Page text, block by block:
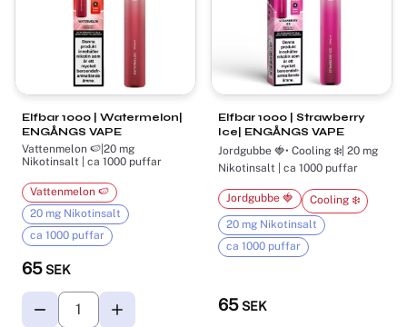
Elfbar 1000 | Watermelon|
ENGÅNGS VAPE
Vattenmelon 🍉|20 mg
Nikotinsalt | ca 1000 puffar
65 SEK
Vattenmelon 🍉
20 mg Nikotinsalt
ca 1000 puffar
Elfbar 1000 | Strawberry
Ice| ENGÅNGS VAPE
Jordgubbe 🍓• Cooling ❄️| 20 mg
Nikotinsalt | ca 1000 puffar
65 SEK
Jordgubbe 🍓
Cooling ❄️
20 mg Nikotinsalt
ca 1000 puffar